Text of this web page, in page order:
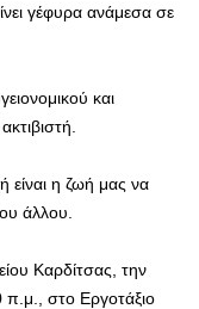
γέφυρα ανάμεσα σε
και
είναι η ζωή μας να
άλλου.
Καρδίτσας, την
π.μ., στο Εργοτάξιο